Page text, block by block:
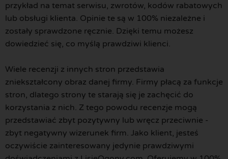
przykład na temat serwisu, zwrotów, kodów rabatowych
lub obsługi klienta. Opinie te są w 100% niezależne i
zostały sprawdzone ręcznie. Dzięki temu możesz
dowiedzieć się, co myślą prawdziwi klienci.
Wiele recenzji z innych stron przedstawia
zniekształcony obraz danej firmy. Firmy płacą za funkcje
stron, dlatego strony te starają się je zachęcić do
korzystania z nich. Z tego powodu recenzje mogą
przedstawiać zbyt pozytywny lub wręcz przeciwnie -
zbyt negatywny wizerunek firm. Jako klient, jesteś
oczywiście zainteresowany jedynie prawdziwymi